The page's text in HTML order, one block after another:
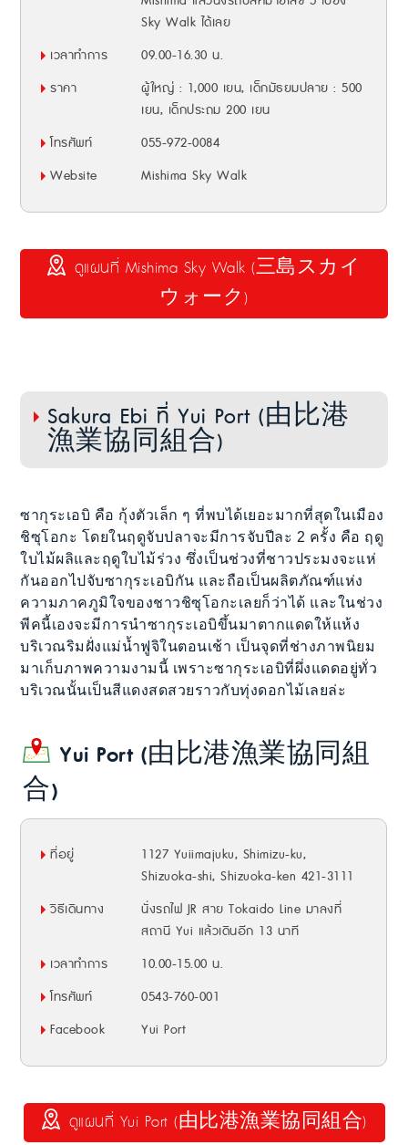
Sky Walk ได้เลย
เวลาทำการ
09.00-16.30 น.
ราคา
ผู้ใหญ่ : 1,000 เยน, เด็กมัธยมปลาย : 500
เยน, เด็กประถม 200 เยน
โทรศัพท์
055-972-0084
Website
Mishima Sky Walk
ดูแผนที่ Mishima Sky Walk (三島スカイ
ウォーク)
Sakura Ebi ที่ Yui Port (由比港
漁業協同組合)
ซากุระเอบิ คือ กุ้งตัวเล็ก ๆ ที่พบได้เยอะมากที่สุดในเมือง
ชิซุโอกะ โดยในฤดูจับปลาจะมีการจับปีละ 2 ครั้ง คือ ฤดู
ใบไม้ผลิและฤดูใบไม้ร่วง ซึ่งเป็นช่วงที่ชาวประมงจะแห่
กันออกไปจับซากุระเอบิกัน และถือเป็นผลิตภัณฑ์แห่ง
ความภาคภูมิใจของชาวชิซุโอกะเลยก็ว่าได้ และในช่วง
พีคนี้เองจะมีการนำซากุระเอบิขึ้นมาตากแดดให้แห้ง
บริเวณริมฝั่งแม่น้ำฟูจิในตอนเช้า เป็นจุดที่ช่างภาพนิยม
มาเก็บภาพความงามนี้ เพราะซากุระเอบิที่ผึ่งแดดอยู่ทั่ว
บริเวณนั้นเป็นสีแดงสดสวยราวกับทุ่งดอกไม้เลยล่ะ
Yui Port (由比港漁業協同組
合)
ที่อยู่
1127 Yuiimajuku, Shimizu-ku,
Shizuoka-shi, Shizuoka-ken 421-3111
วิธีเดินทาง
นั่งรถไฟ JR สาย Tokaido Line มาลงที่
สถานี Yui แล้วเดินอีก 13 นาที
เวลาทำการ
10.00-15.00 น.
โทรศัพท์
0543-760-001
Facebook
Yui Port
ดูแผนที่ Yui Port (由比港漁業協同組合)